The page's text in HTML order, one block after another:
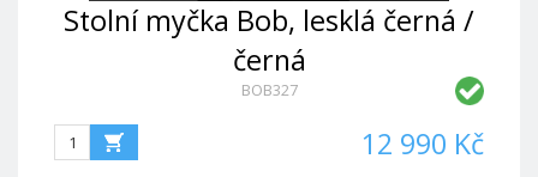
Stolní myčka Bob, lesklá černá /
černá
BOB327
12 990 Kč